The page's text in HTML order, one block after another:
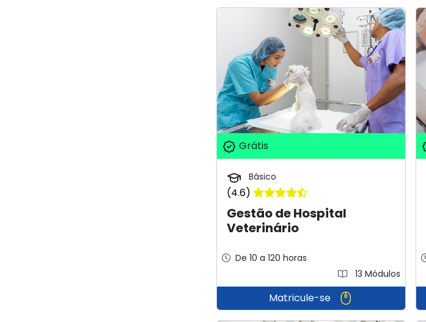
Grátis
Básico
(4.6)
Gestão de Hospital
Veterinário
De 10 a 120 horas
13 Módulos
Matricule-se